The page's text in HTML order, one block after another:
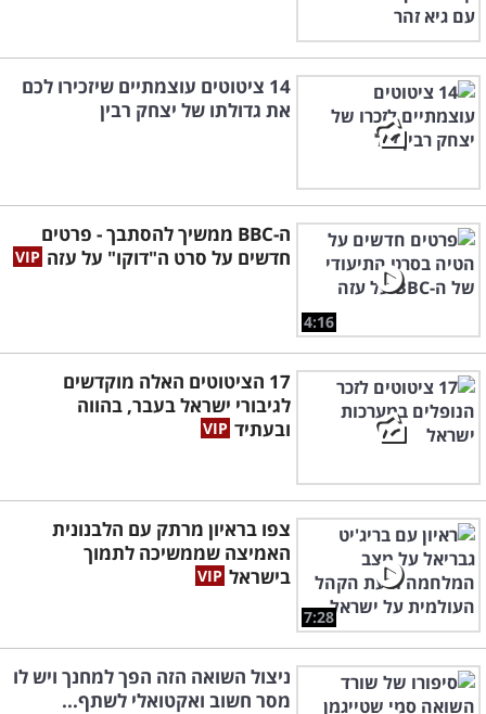
14 ציטוטים עוצמתיים שיזכירו לכם
את גדולתו של יצחק רבין
4:16
ה-BBC ממשיך להסתבך - פרטים
חדשים על סרט ה"דוקו" על עזה
17 הציטוטים האלה מוקדשים
לגיבורי ישראל בעבר, בהווה
ובעתיד
7:28
צפו בראיון מרתק עם הלבנונית
האמיצה שממשיכה לתמוך
בישראל
ניצול השואה הזה הפך למחנך ויש לו
מסר חשוב ואקטואלי לשתף...